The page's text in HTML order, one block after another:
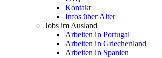
Kontakt
Infos über Alter
Jobs im Ausland
Arbeiten in Portugal
Arbeiten in Griechenland
Arbeiten in Spanien